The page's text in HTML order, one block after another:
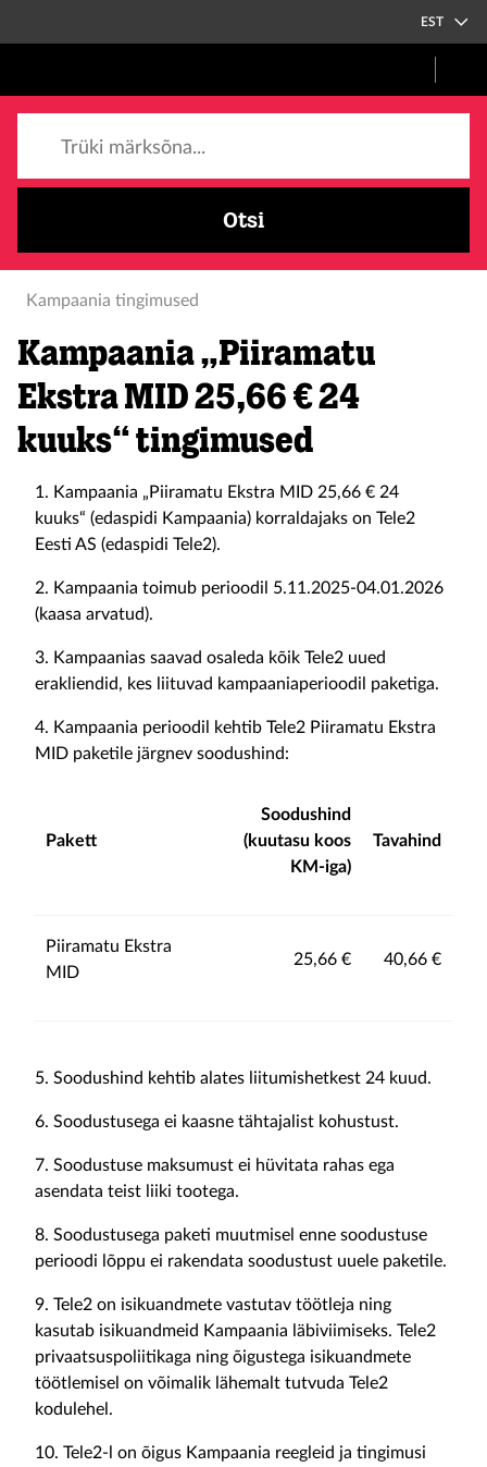
EST
Otsi
Kampaania tingimused
Kampaania „Piiramatu
Ekstra MID 25,66 € 24
kuuks“ tingimused
1. Kampaania „Piiramatu Ekstra MID 25,66 € 24
kuuks“ (edaspidi Kampaania) korraldajaks on Tele2
Eesti AS (edaspidi Tele2).
2. Kampaania toimub perioodil 5.11.2025-04.01.2026
(kaasa arvatud).
3. Kampaanias saavad osaleda kõik Tele2 uued
erakliendid, kes liituvad kampaaniaperioodil paketiga.
4. Kampaania perioodil kehtib Tele2 Piiramatu Ekstra
MID paketile järgnev soodushind:
Pakett
Soodushind
(kuutasu koos
KM-iga)
Tavahind
Piiramatu Ekstra
MID
25,66 € 40,66 €
5. Soodushind kehtib alates liitumishetkest 24 kuud.
6. Soodustusega ei kaasne tähtajalist kohustust.
7. Soodustuse maksumust ei hüvitata rahas ega
asendata teist liiki tootega.
8. Soodustusega paketi muutmisel enne soodustuse
perioodi lõppu ei rakendata soodustust uuele paketile.
9. Tele2 on isikuandmete vastutav töötleja ning
kasutab isikuandmeid Kampaania läbiviimiseks. Tele2
privaatsuspoliitikaga ning õigustega isikuandmete
töötlemisel on võimalik lähemalt tutvuda Tele2
kodulehel.
10. Tele2-l on õigus Kampaania reegleid ja tingimusi